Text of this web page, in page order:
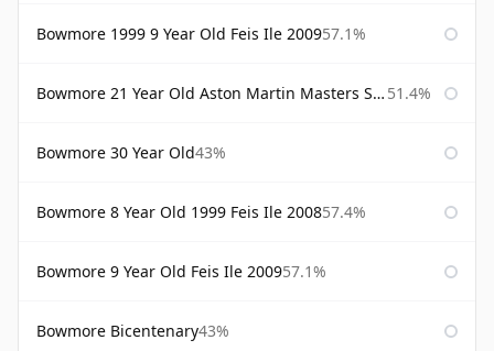
Bowmore 1999 9 Year Old Feis Ile 200957.1%
Bowmore 21 Year Old Aston Martin Masters Selection 2024 51.4%
Bowmore 30 Year Old43%
Bowmore 8 Year Old 1999 Feis Ile 200857.4%
Bowmore 9 Year Old Feis Ile 200957.1%
Bowmore Bicentenary43%